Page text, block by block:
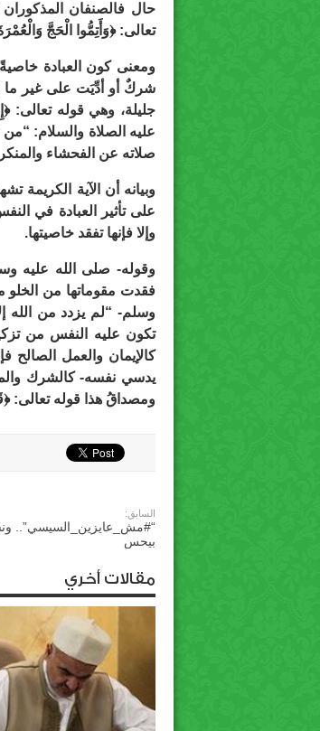
حال فالصنفان
تعالى: ﴿وَأَتِمُّوا الْحَجَّ وَالْعُمْرَةَ
ومعنى كون العبادة خاصيةً
شركٌ أو أدِّيَت على غير ما
عليه الصلاة والسلام:
صلاته عن الفحشاء والمنكر
وبيانه أن الآية الكريمة
على تأثير العبادة في
وإلا فإنها تفقد خاصيتها.
وقوله- صلى الله عليه
فقدت مقوماتها من الخلو
وسلم- “لم يزدد من الله
تكون عليه النفس من
كالإيمان والعمل
يدسي نفسه- كالشرك
ومصداقُ هذا قوله تعالى:
السابق:
“‏#مش_عايزين_السيسي”..
بيحس
مقالات أخري